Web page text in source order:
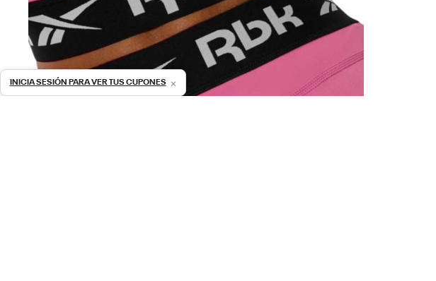
INICIA SESIÓN PARA VER TUS CUPONES ×